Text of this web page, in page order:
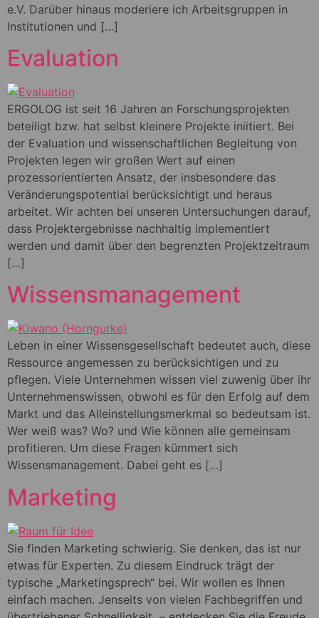
e.V. Darüber hinaus moderiere ich Arbeitsgruppen in
Institutionen und […]
Evaluation
ERGOLOG ist seit 16 Jahren an Forschungsprojekten
beteiligt bzw. hat selbst kleinere Projekte iniitiert. Bei
der Evaluation und wissenschaftlichen Begleitung von
Projekten legen wir großen Wert auf einen
prozessorientierten Ansatz, der insbesondere das
Veränderungspotential berücksichtigt und heraus
arbeitet. Wir achten bei unseren Untersuchungen darauf,
dass Projektergebnisse nachhaltig implementiert
werden und damit über den begrenzten Projektzeitraum
[…]
Wissensmanagement
Leben in einer Wissensgesellschaft bedeutet auch, diese
Ressource angemessen zu berücksichtigen und zu
pflegen. Viele Unternehmen wissen viel zuwenig über ihr
Unternehmenswissen, obwohl es für den Erfolg auf dem
Markt und das Alleinstellungsmerkmal so bedeutsam ist.
Wer weiß was? Wo? und Wie können alle gemeinsam
profitieren. Um diese Fragen kümmert sich
Wissensmanagement. Dabei geht es […]
Marketing
Sie finden Marketing schwierig. Sie denken, das ist nur
etwas für Experten. Zu diesem Eindruck trägt der
typische „Marketingsprech“ bei. Wir wollen es Ihnen
einfach machen. Jenseits von vielen Fachbegriffen und